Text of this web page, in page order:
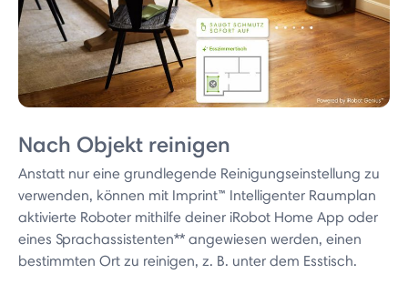
Nach Objekt reinigen
Anstatt nur eine grundlegende Reinigungseinstellung zu
verwenden, können mit Imprint™ Intelligenter Raumplan
aktivierte Roboter mithilfe deiner iRobot Home App oder
eines Sprachassistenten** angewiesen werden, einen
bestimmten Ort zu reinigen, z. B. unter dem Esstisch.